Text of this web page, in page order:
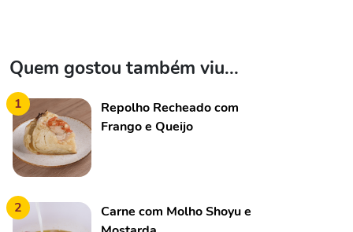
Quem gostou também viu...
1
Repolho Recheado com
Frango e Queijo
2
Carne com Molho Shoyu e